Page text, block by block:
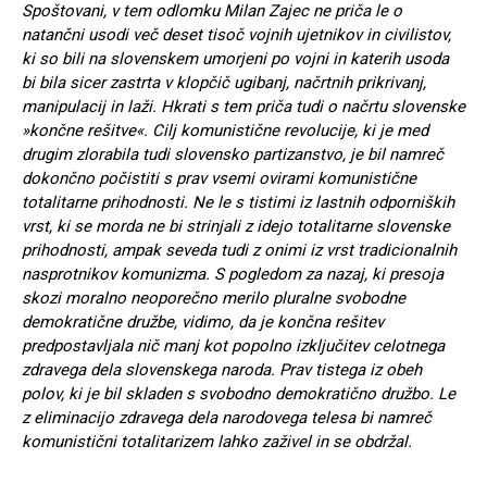
Spoštovani, v tem odlomku Milan Zajec ne priča le o
natančni usodi več deset tisoč vojnih ujetnikov in civilistov,
ki so bili na slovenskem umorjeni po vojni in katerih usoda
bi bila sicer zastrta v klopčič ugibanj, načrtnih prikrivanj,
manipulacij in laži. Hkrati s tem priča tudi o načrtu slovenske
»končne rešitve«. Cilj komunistične revolucije, ki je med
drugim zlorabila tudi slovensko partizanstvo, je bil namreč
dokončno počistiti s prav vsemi ovirami komunistične
totalitarne prihodnosti. Ne le s tistimi iz lastnih odporniških
vrst, ki se morda ne bi strinjali z idejo totalitarne slovenske
prihodnosti, ampak seveda tudi z onimi iz vrst tradicionalnih
nasprotnikov komunizma. S pogledom za nazaj, ki presoja
skozi moralno neoporečno merilo pluralne svobodne
demokratične družbe, vidimo, da je končna rešitev
predpostavljala nič manj kot popolno izključitev celotnega
zdravega dela slovenskega naroda. Prav tistega iz obeh
polov, ki je bil skladen s svobodno demokratično družbo. Le
z eliminacijo zdravega dela narodovega telesa bi namreč
komunistični totalitarizem lahko zaživel in se obdržal.